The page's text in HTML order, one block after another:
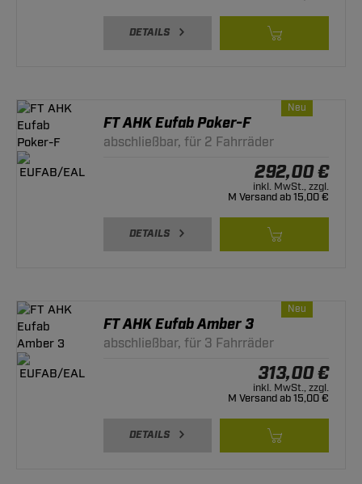
DETAILS
Neu
FT AHK Eufab Poker-F
abschließbar, für 2 Fahrräder
292,00 €
inkl. MwSt., zzgl.
M Versand ab 15,00 €
DETAILS
Neu
FT AHK Eufab Amber 3
abschließbar, für 3 Fahrräder
313,00 €
inkl. MwSt., zzgl.
M Versand ab 15,00 €
DETAILS